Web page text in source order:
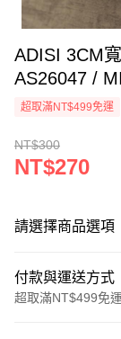
ADISI 3CM
AS26047 /
超取滿NT$499免運
NT$300
NT$270
請選擇商品選項
付款與運送方式
超取滿NT$499免運